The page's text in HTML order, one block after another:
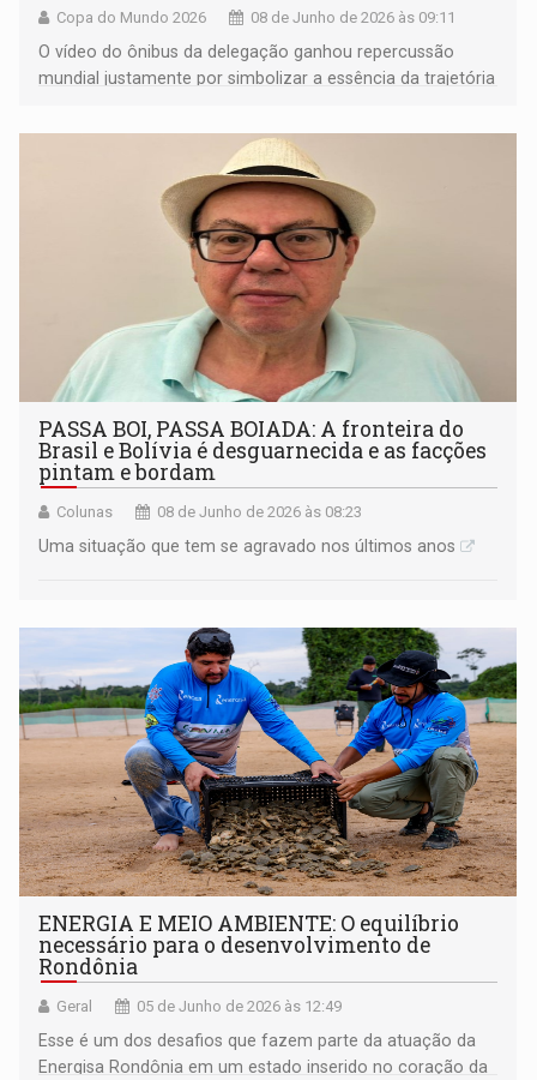
Copa do Mundo 2026 08 de Junho de 2026 às 09:11
O vídeo do ônibus da delegação ganhou repercussão
mundial justamente por simbolizar a essência da trajetória
PASSA BOI, PASSA BOIADA: A fronteira do
Brasil e Bolívia é desguarnecida e as facções
pintam e bordam
Colunas 08 de Junho de 2026 às 08:23
Uma situação que tem se agravado nos últimos anos
ENERGIA E MEIO AMBIENTE: O equilíbrio
necessário para o desenvolvimento de
Rondônia
Geral 05 de Junho de 2026 às 12:49
Esse é um dos desafios que fazem parte da atuação da
Energisa Rondônia em um estado inserido no coração da